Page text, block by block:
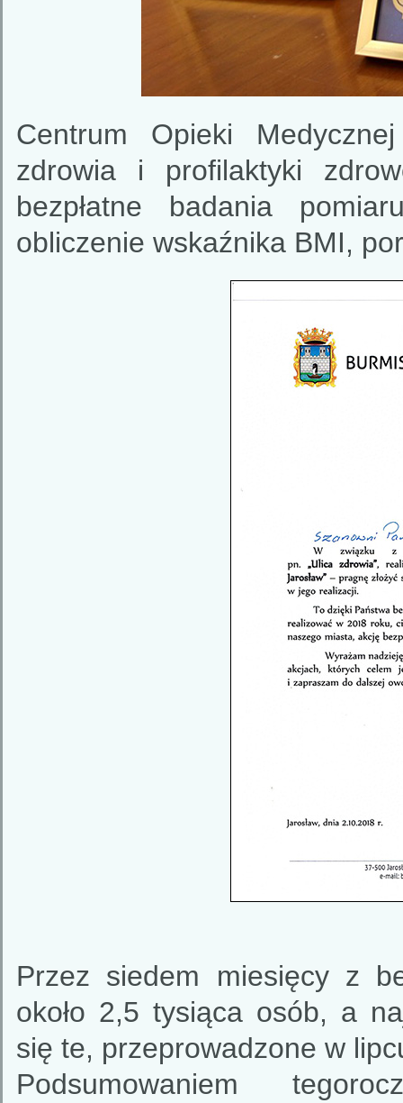
Centrum Opieki
zdrowia i profilaktyki
bezpłatne badania
obliczenie wskaźnika BMI,
Przez siedem miesięcy z
około 2,5 tysiąca osób, a
się te, przeprowadzone w
Podsumowaniem